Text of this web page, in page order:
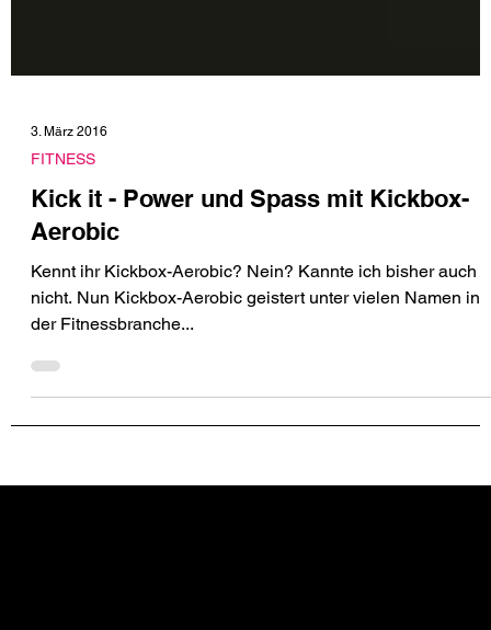
FITNESS
Kick it - Power und Spass mit Kickbox-
Aerobic
Kennt ihr Kickbox-Aerobic? Nein? Kannte ich bisher auch
nicht. Nun Kickbox-Aerobic geistert unter vielen Namen in
der Fitnessbranche...